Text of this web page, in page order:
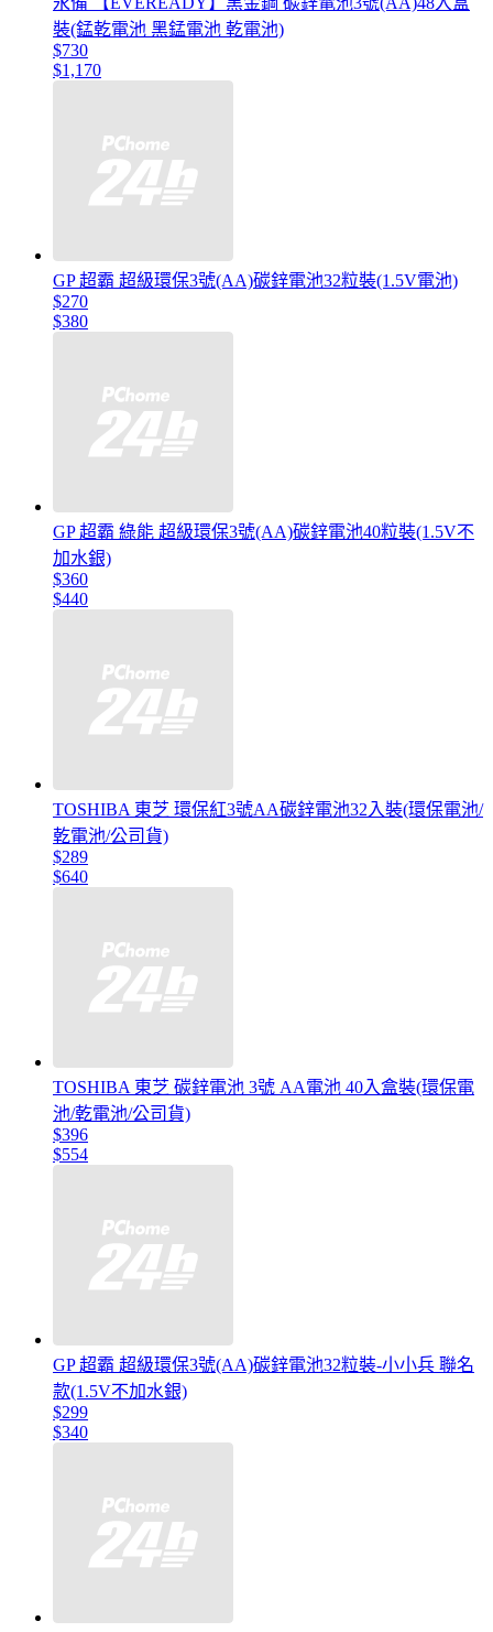
裝(錳乾電池 黑錳電池 乾電池)
$730
$1,170
GP 超霸 超級環保3號(AA)碳鋅電池32粒裝(1.5V電池)
$270
$380
GP 超霸 綠能 超級環保3號(AA)碳鋅電池40粒裝(1.5V不
加水銀)
$360
$440
TOSHIBA 東芝 環保紅3號AA碳鋅電池32入裝(環保電池/
乾電池/公司貨)
$289
$640
TOSHIBA 東芝 碳鋅電池 3號 AA電池 40入盒裝(環保電
池/乾電池/公司貨)
$396
$554
GP 超霸 超級環保3號(AA)碳鋅電池32粒裝-小小兵 聯名
款(1.5V不加水銀)
$299
$340